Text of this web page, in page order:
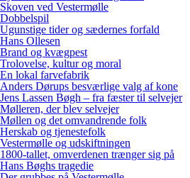
Skoven ved Vestermølle
Dobbelspil
Ugunstige tider og sædernes forfald
Hans Ollesen
Brand og kvægpest
Trolovelse, kultur og moral
En lokal farvefabrik
Anders Dørups besværlige valg af kone
Jens Lassen Bøgh – fra fæster til selvejer
Mølleren, der blev selvejer
Møllen og det omvandrende folk
Herskab og tjenestefolk
Vestermølle og udskiftningen
1800-tallet, omverdenen trænger sig på
Hans Bøghs tragedie